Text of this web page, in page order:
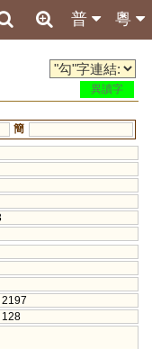
粵
普
異讀字
簡
2197
128